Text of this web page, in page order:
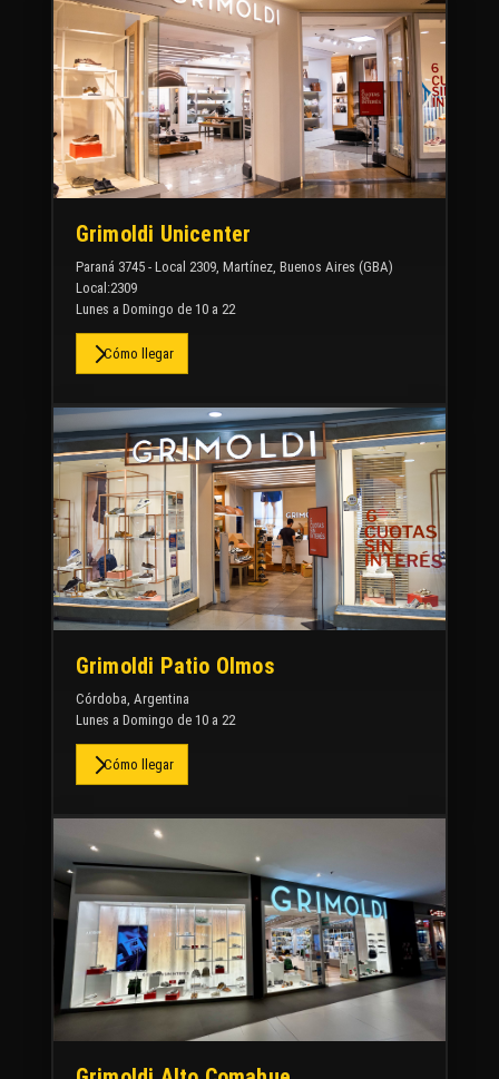
Grimoldi Unicenter
Paraná 3745 - Local 2309, Martínez, Buenos Aires (GBA)
Local:2309
Lunes a Domingo de 10 a 22
Cómo llegar
Grimoldi Patio Olmos
Córdoba, Argentina
Lunes a Domingo de 10 a 22
Cómo llegar